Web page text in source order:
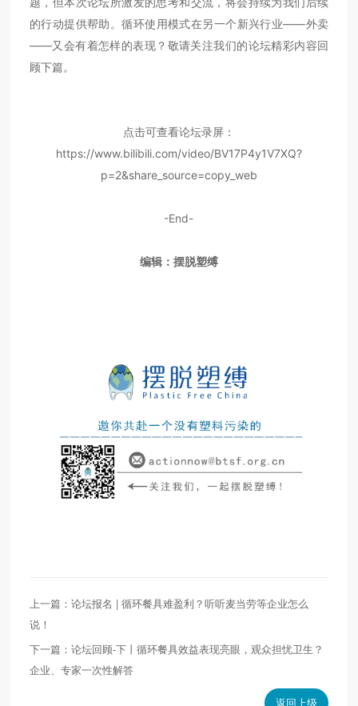
的行动提供帮助。循环使用模式在另一个新兴行业——外卖
——又会有着怎样的表现？敬请关注我们的论坛精彩内容回
顾下篇。
点击可查看论坛录屏：
https://www.bilibili.com/video/BV17P4y1V7XQ?
p=2&share_source=copy_web
-End-
编辑：摆脱塑缚
上一篇：论坛报名 | 循环餐具难盈利？听听麦当劳等企业怎么
说！
下一篇：论坛回顾-下丨循环餐具效益表现亮眼，观众担忧卫生？
企业、专家一次性解答
返回上级